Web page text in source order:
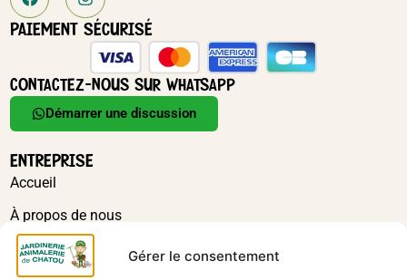
Gérer le consentement
Ajouter au panier